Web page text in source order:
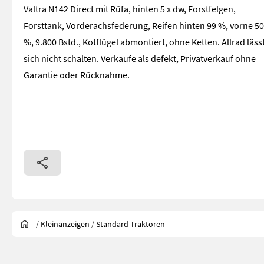
Valtra N142 Direct mit Rüfa, hinten 5 x dw, Forstfelgen,
Forsttank, Vorderachsfederung, Reifen hinten 99 %, vorne 50
%, 9.800 Bstd., Kotflügel abmontiert, ohne Ketten. Allrad
sich nicht schalten. Verkaufe als defekt, Privatverkauf ohne
Garantie oder Rücknahme.
/ Kleinanzeigen /Standard Traktoren